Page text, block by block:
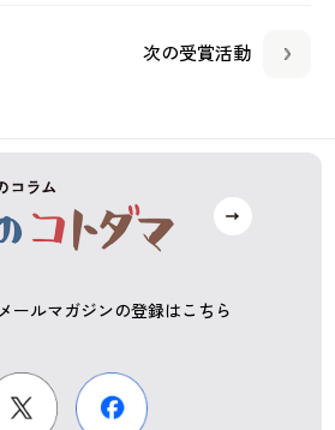
次の受賞活動
メールマガジンの登録はこちら